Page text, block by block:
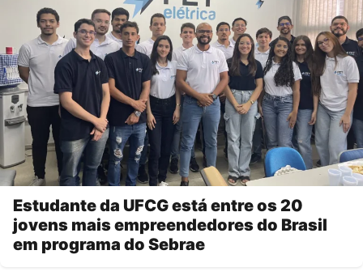
Estudante da UFCG está entre os 20
jovens mais empreendedores do Brasil
em programa do Sebrae